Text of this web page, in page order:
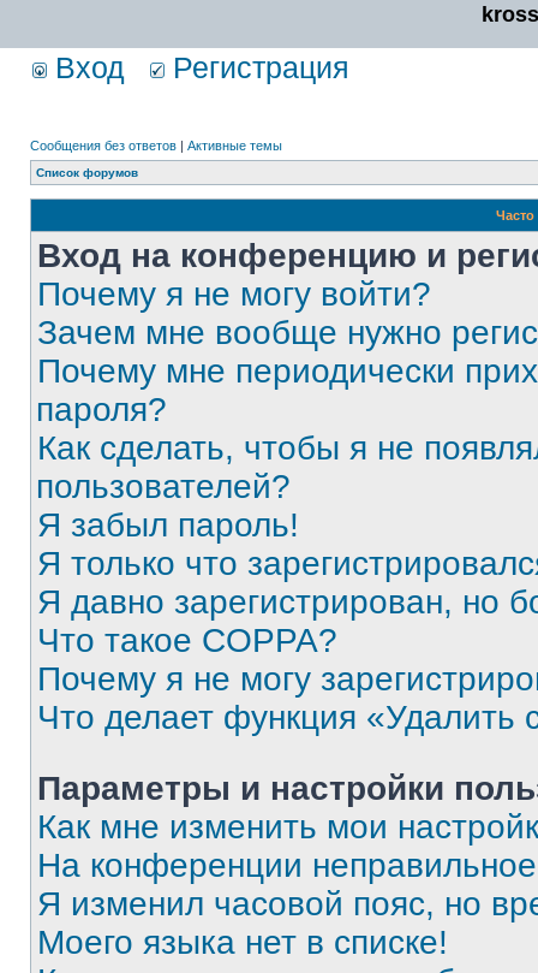
Вход Регистрация
Сообщения без ответов | Активные темы
Список форумов
Вход на конференцию и
Почему я не могу войти?
Зачем мне вообще нужно
Почему мне периодически
пароля?
Как сделать, чтобы я не
пользователей?
Я забыл пароль!
Я только что
Я давно зарегистрирован, но
Что такое COPPA?
Почему я не могу
Что делает функция «Удалить
Параметры и настройки
Как мне изменить мои
На конференции
Я изменил часовой пояс, но
Моего языка нет в списке!